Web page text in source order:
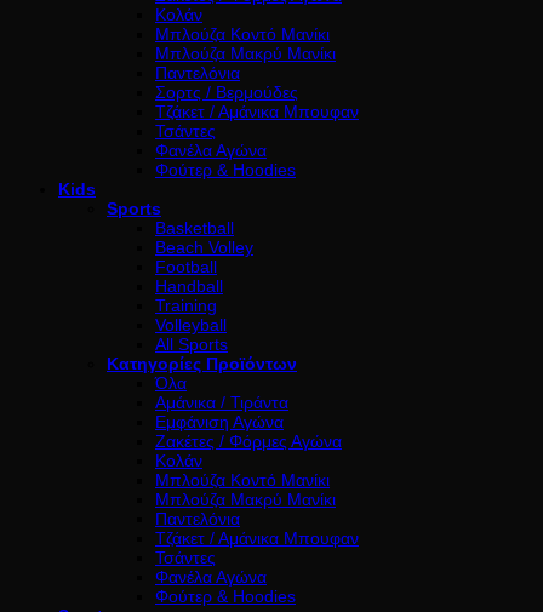
Κολάν
Μπλούζα Κοντό Μανίκι
Μπλούζα Μακρύ Μανίκι
Παντελόνια
Σορτς / Βερμούδες
Τζάκετ / Αμάνικα Μπουφαν
Τσάντες
Φανέλα Αγώνα
Φούτερ & Hoodies
Kids
Sports
Basketball
Beach Volley
Football
Handball
Training
Volleyball
All Sports
Κατηγορίες Προϊόντων
Όλα
Αμάνικα / Τιράντα
Εμφάνιση Αγώνα
Ζακέτες / Φόρμες Αγώνα
Κολάν
Μπλούζα Κοντό Μανίκι
Μπλούζα Μακρύ Μανίκι
Παντελόνια
Τζάκετ / Αμάνικα Μπουφαν
Τσάντες
Φανέλα Αγώνα
Φούτερ & Hoodies